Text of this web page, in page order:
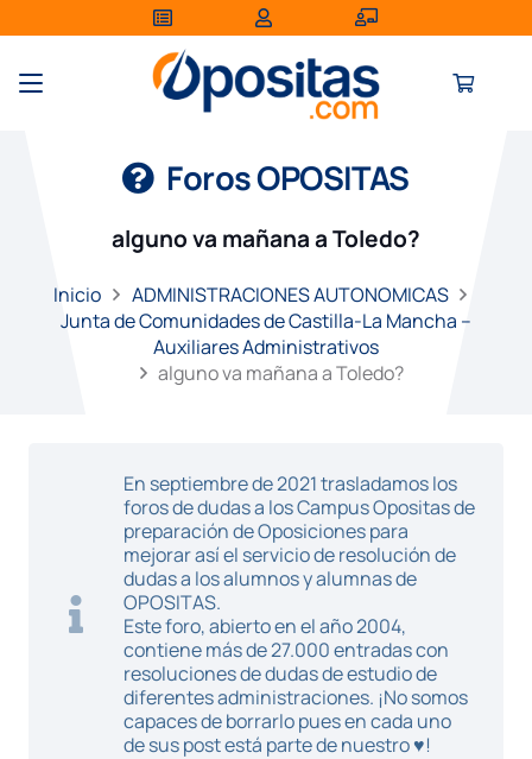
Foros OPOSITAS
alguno va mañana a Toledo?
Inicio
ADMINISTRACIONES AUTONOMICAS
Junta de Comunidades de Castilla-La Mancha –
Auxiliares Administrativos
alguno va mañana a Toledo?
En septiembre de 2021 trasladamos los
foros de dudas a los Campus Opositas de
preparación de Oposiciones para
mejorar así el servicio de resolución de
dudas a los alumnos y alumnas de
OPOSITAS.
Este foro, abierto en el año 2004,
contiene más de 27.000 entradas con
resoluciones de dudas de estudio de
diferentes administraciones. ¡No somos
capaces de borrarlo pues en cada uno
de sus post está parte de nuestro ♥!